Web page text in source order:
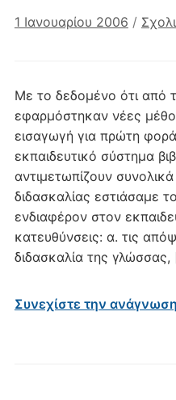
1 Ιανουαρίου 2006 /
Με το δεδομένο ότι από
εφαρμόστηκαν νέες
εισαγωγή για πρώτη
εκπαιδευτικό σύστημα
αντιμετωπίζουν
διδασκαλίας εστιάσαμε
ενδιαφέρον στον
κατευθύνσεις: α. τις
διδασκαλία της
Συνεχίστε την